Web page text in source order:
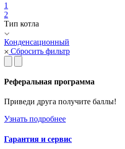
1
2
Тип котла
Конденсационный
Сбросить фильтр
Реферальная программа
Приведи друга получите баллы!
Узнать подробнее
Гарантия и сервис